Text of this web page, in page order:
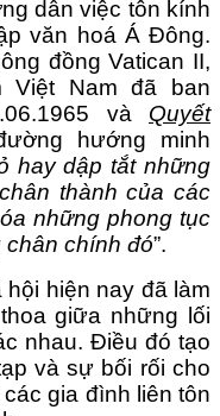
dẫn việc tôn kính
văn hoá Á Đông.
đồng Vatican II,
Việt Nam đã ban
và Quyết
hướng minh
hay dập tắt những
thành của các
những phong tục
chính đó”.
hiện nay đã làm
giữa những lối
nhau. Điều đó tạo
và sự bối rối cho
gia đình liên tôn